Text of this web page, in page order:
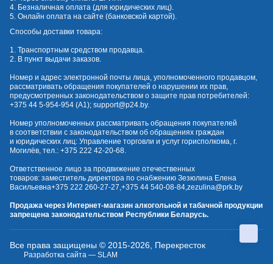
4. Безналичная оплата (для юридических лиц).
5. Онлайн оплата на сайте (банковской картой).
Способы доставки товара:
1. Транспортным средством продавца.
2. В пункт выдачи заказов.
Номер и адрес электронной почты лица, уполномоченного продавцом,
рассматривать обращения покупателей о нарушении их прав,
предусмотренных законодательством о защите прав потребителей:
+375 44 5-954-954 (А1); support@p24.by.
Номер уполномоченных рассматривать обращения покупателей
в соответствии с законодательством об обращениях граждан
и юридических лиц: Управление торговли и услуг горисполкома, г.
Могилёв, тел.: +375 222 42-20-68.
Ответственное лицо за продвижение отечественных
товаров: заместитель директора по снабжению Зезюлина Елена
Васильевна+375 222 260-27-27,+375 44 540-08-84,zezulina@prk.by
Продажа через Интернет-магазин алкогольной и табачной продукции
запрещена законодательством Республики Беларусь.
Все права защищены © 2015-2026, Перекресток
Разработка сайта — SLAM